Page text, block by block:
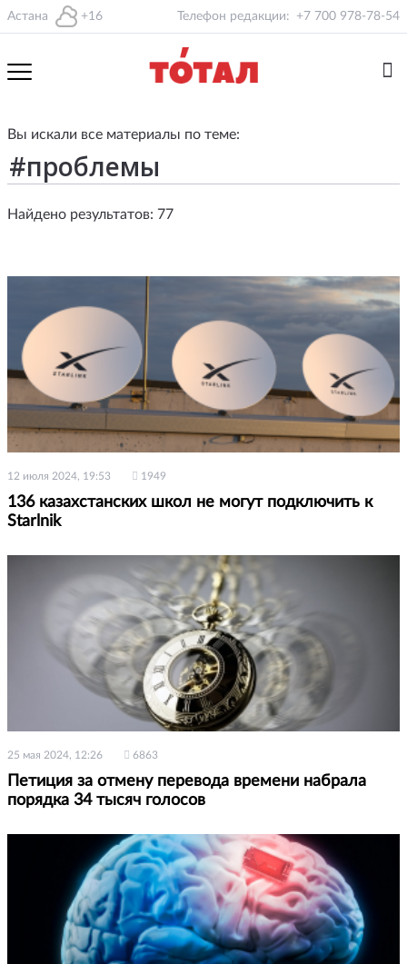
Астана +16 Телефон редакции: +7 700 978-78-54
Вы искали все материалы по теме:
Найдено результатов: 77
12 июля 2024, 19:53 1949
136 казахстанских школ не могут подключить к
Starlnik
25 мая 2024, 12:26 6863
Петиция за отмену перевода времени набрала
порядка 34 тысяч голосов